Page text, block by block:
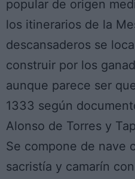
popular de origen
los itinerarios de la
descansaderos se
construir por los
aunque parece ser
1333 según
Alonso de Torres y
Se compone de nave
sacristía y camarín